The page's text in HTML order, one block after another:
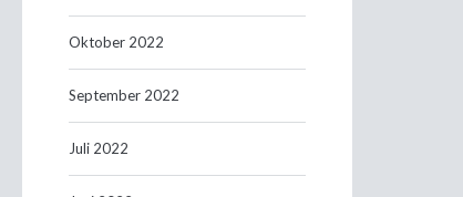
Oktober 2022
September 2022
Juli 2022